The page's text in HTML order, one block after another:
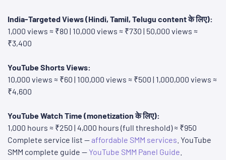
India-Targeted Views (Hindi, Tamil, Telugu content के लिए):
1,000 views ≈ ₹80 | 10,000 views ≈ ₹730 | 50,000 views ≈
₹3,400
YouTube Shorts Views:
10,000 views ≈ ₹60 | 100,000 views ≈ ₹500 | 1,000,000 views ≈
₹4,600
YouTube Watch Time (monetization के लिए):
1,000 hours ≈ ₹250 | 4,000 hours (full threshold) ≈ ₹950
Complete service list —affordable SMM services . YouTube
SMM complete guide —YouTube SMM Panel Guide